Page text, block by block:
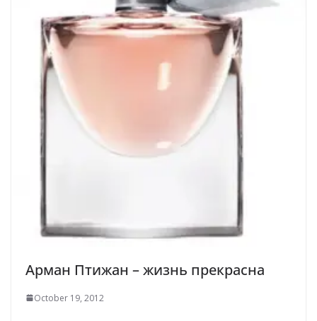
Арман Птижан – жизнь прекрасна
October 19, 2012